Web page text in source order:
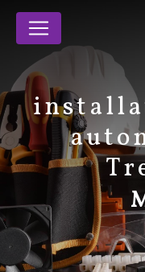
Panneau de gestion